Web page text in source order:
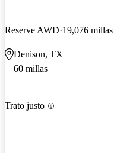
Reserve AWD 19,076 millas
Denison, TX
60 millas
Trato justo